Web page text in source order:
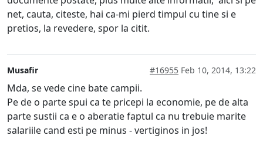
net, cauta, citeste, hai ca-mi pierd timpul cu tine si e
pretios, la revedere, spor la citit.
Musafir #16955 Feb 10, 2014, 13:22
Mda, se vede cine bate campii.
Pe de o parte spui ca te pricepi la economie, pe de alta
parte sustii ca e o aberatie faptul ca nu trebuie marite
salariile cand esti pe minus - vertiginos in jos!